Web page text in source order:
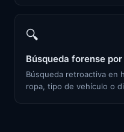
🔍
Búsqueda forense
Búsqueda retroactiva en
ropa, tipo de vehículo o